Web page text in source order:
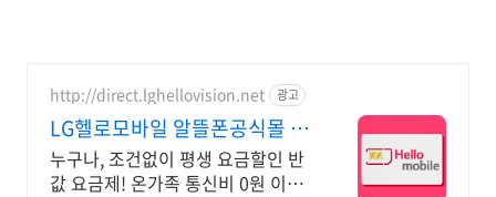
http://direct.lghellovision.net 광고
LG헬로모바일 알뜰폰공식몰 편
의점 유심, 이심 즉시개통
누구나, 조건없이 평생 요금할인 반
값 요금제! 온가족 통신비 0원 이벤